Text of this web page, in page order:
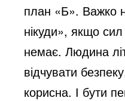
план «Б». Важко
нікуди», якщо
немає. Людина
відчувати
корисна. І бути